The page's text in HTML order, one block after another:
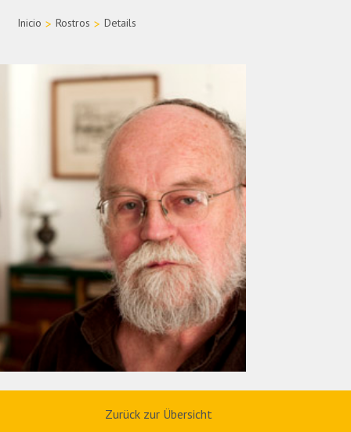
Inicio > Rostros > Details
Zurück zur Übersicht